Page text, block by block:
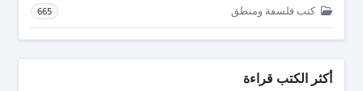
كتب فلسفة ومنطق 665
أكثر الكتب قراءة